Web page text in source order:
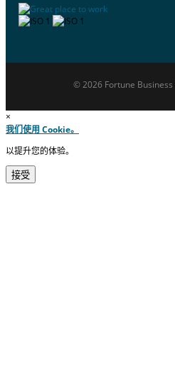
© 2026 Fortune Business
×
我们使用 Cookie。
以提升您的体验。
接受